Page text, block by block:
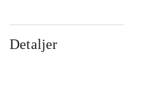
Detaljer